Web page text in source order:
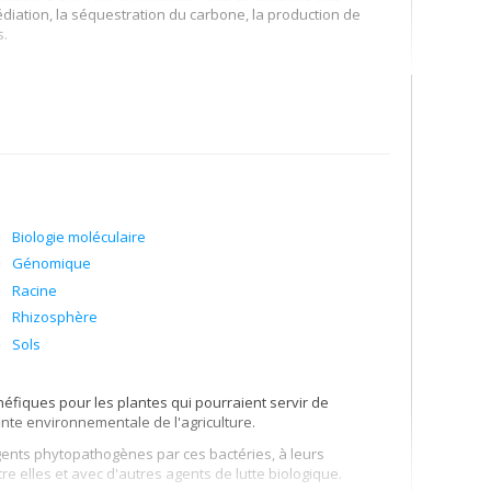
et dialogue avec la société.
plant–microbiome interactions, phytoremediation,
waste valorization, savoir-faire, transition écologique,
la séquestration du carbone, la production de
Biologie moléculaire
Génomique
Racine
Rhizosphère
Sols
pour les plantes qui pourraient servir de
environnementale de l'agriculture.
phytopathogènes par ces bactéries, à leurs
elles et avec d'autres agents de lutte biologique.